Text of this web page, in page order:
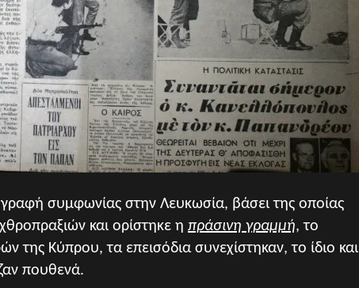
συμφωνίας στην Λευκωσία, βάσει της οποίας
και ορίστηκε η πράσινη γραμμή, το
της Κύπρου, τα επεισόδια συνεχίστηκαν, το ίδιο και
πουθενά.